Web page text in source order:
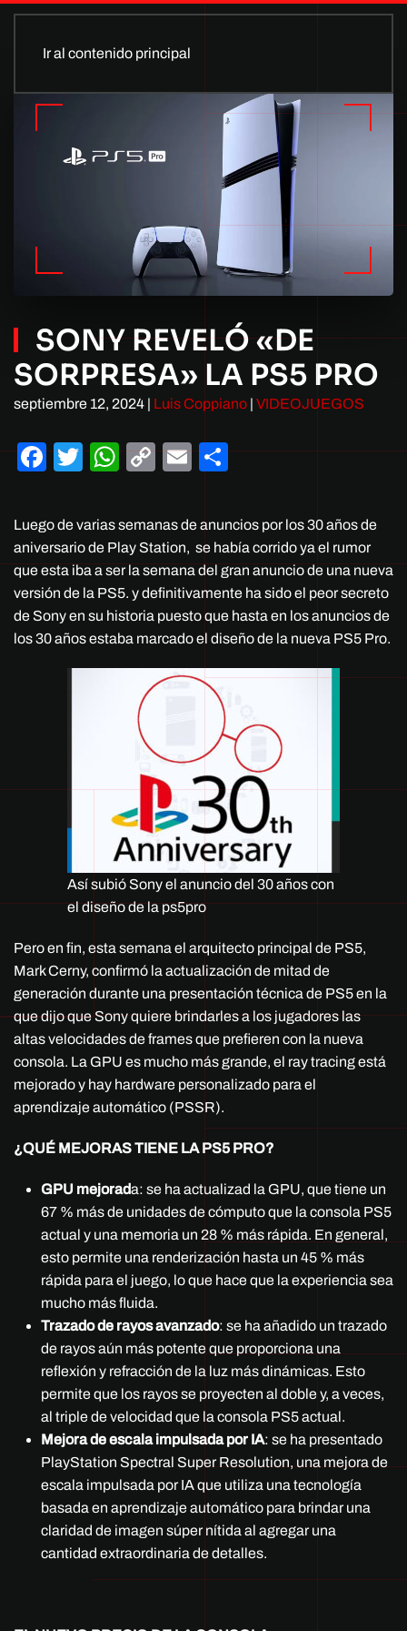
Ir al contenido principal
SONY REVELÓ «DE
SORPRESA» LA PS5 PRO
septiembre 12, 2024 | Luis Coppiano | VIDEOJUEGOS
Facebook
Twitter
WhatsApp
CopyEmailCompartir
Luego de varias semanas de anuncios por los 30 años de
aniversario de Play Station, se había corrido ya el rumor
que esta iba a ser la semana del gran anuncio de una nueva
versión de la PS5. y definitivamente ha sido el peor secreto
de Sony en su historia puesto que hasta en los anuncios de
los 30 años estaba marcado el diseño de la nueva PS5 Pro.
Así subió Sony el anuncio del 30 años con
el diseño de la ps5pro
Pero en fin, esta semana el arquitecto principal de PS5,
Mark Cerny, confirmó la actualización de mitad de
generación durante una presentación técnica de PS5 en la
que dijo que Sony quiere brindarles a los jugadores las
altas velocidades de frames que prefieren con la nueva
consola. La GPU es mucho más grande, el ray tracing está
mejorado y hay hardware personalizado para el
aprendizaje automático (PSSR).
¿QUÉ MEJORAS TIENE LA PS5 PRO?
GPU mejorada: se ha actualizad la GPU, que tiene un
67 % más de unidades de cómputo que la consola PS5
actual y una memoria un 28 % más rápida. En general,
esto permite una renderización hasta un 45 % más
rápida para el juego, lo que hace que la experiencia sea
mucho más fluida.
Trazado de rayos avanzado: se ha añadido un trazado
de rayos aún más potente que proporciona una
reflexión y refracción de la luz más dinámicas. Esto
permite que los rayos se proyecten al doble y, a veces,
al triple de velocidad que la consola PS5 actual.
Mejora de escala impulsada por IA: se ha presentado
PlayStation Spectral Super Resolution, una mejora de
escala impulsada por IA que utiliza una tecnología
basada en aprendizaje automático para brindar una
claridad de imagen súper nítida al agregar una
cantidad extraordinaria de detalles.